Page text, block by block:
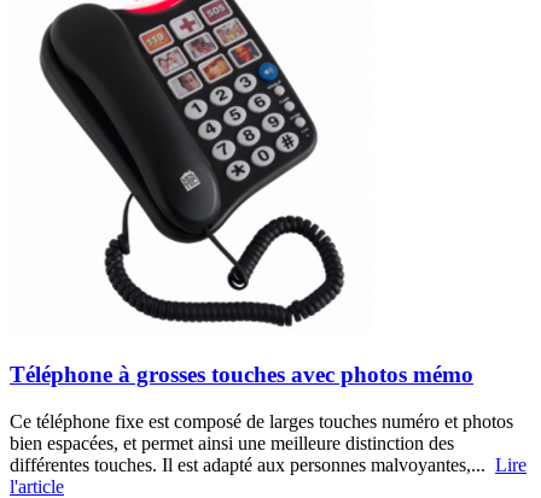
Téléphone à grosses touches avec photos mémo
Ce téléphone fixe est composé de larges touches numéro et photos
bien espacées, et permet ainsi une meilleure distinction des
différentes touches. Il est adapté aux personnes malvoyantes,... Lire
l'article